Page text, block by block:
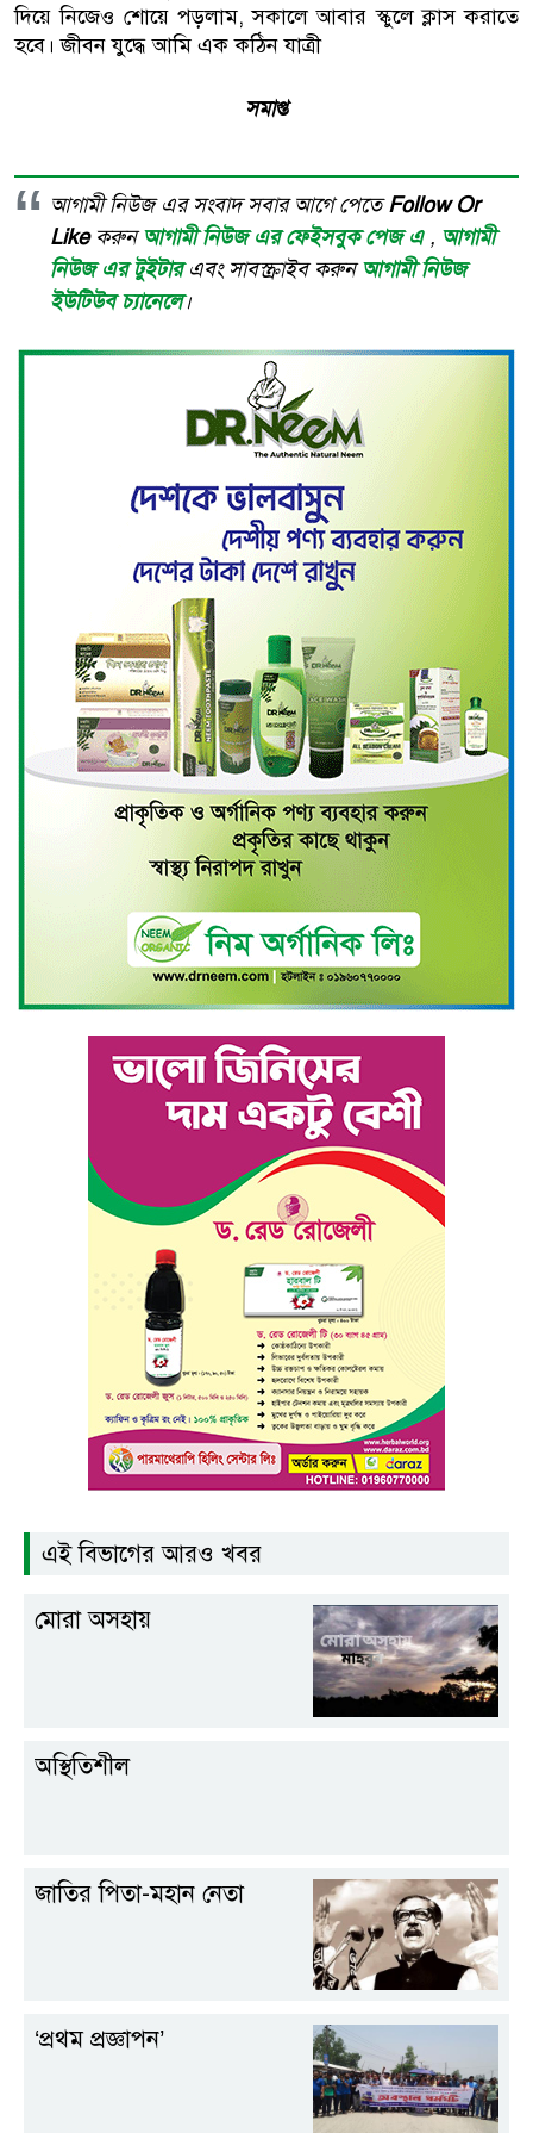
দিয়ে নিজেও শোয়ে পড়লাম, সকালে আবার স্কুলে ক্লাস করাতে
হবে। জীবন যুদ্ধে আমি এক কঠিন যাত্রী
সমাপ্ত
আগামী নিউজ এর সংবাদ সবার আগে পেতেFollow Or
Likeকরুনআগামী নিউজ এর ফেইসবুক পেজ এ , আগামী
নিউজ এর টুইটারএবং সাবস্ক্রাইব করুনআগামী নিউজ
ইউটিউব চ্যানেলে।
এই বিভাগের আরও খবর
মোরা অসহায়
অস্থিতিশীল
জাতির পিতা-মহান নেতা
‘প্রথম প্রজ্ঞাপন’